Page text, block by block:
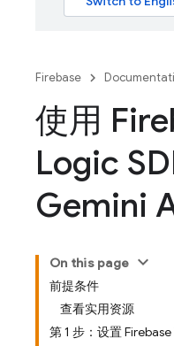
Firebase
使用
Logic
Gemini
On this page
前提条件
查看实用资源
第 1 步：设置